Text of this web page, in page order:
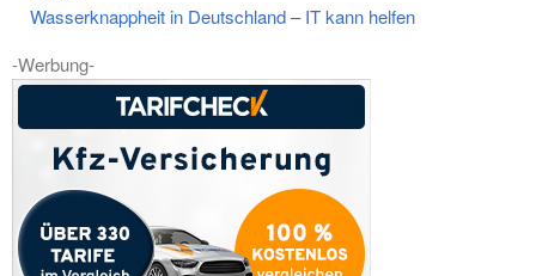
Wasserknappheit in Deutschland – IT kann helfen
-Werbung-